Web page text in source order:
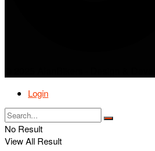
Login
No Result
View All Result